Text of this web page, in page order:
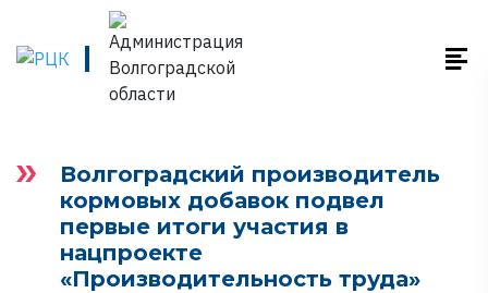
Волгоградский производитель
кормовых добавок подвел
первые итоги участия в
нацпроекте
«Производительность труда»